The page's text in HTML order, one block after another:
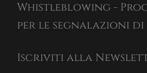
Whistleblowing -
per le segnalazioni
Iscriviti alla